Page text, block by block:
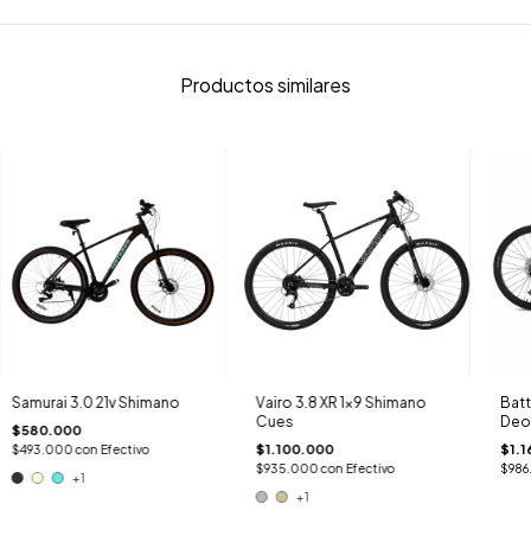
Productos similares
Samurai 3.0 21v Shimano
$580.000
$493.000con Efectivo
+1
Vairo 3.8 XR 1x9 Shimano
Cues
$1.100.000
$935.000con Efectivo
+1